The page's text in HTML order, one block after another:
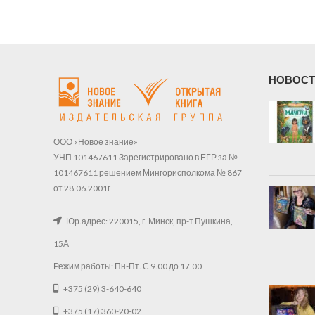
ООО «Новое знание»
УНП 101467611 Зарегистрировано в ЕГР за №
101467611 решением Мингорисполкома № 867
от 28.06.2001г
Юр.адрес: 220015, г. Минск, пр-т Пушкина,
15А
Режим работы: Пн-Пт. С 9.00 до 17.00
+375 (29) 3-640-640
+375 (17) 360-20-02